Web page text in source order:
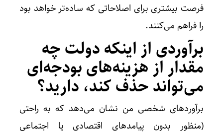
فرصت بیشتری برای اصلاحاتی که ساده‌تر خواهد بود
را فراهم می‌کنند.
برآوردی از اینکه دولت چه
مقدار از هزینه‌های بودجه‌ای
می‌تواند حذف کند، دارید؟
برآوردهای شخصی من نشان می‌دهد که به راحتی
(منظور بدون پیامدهای اقتصادی یا اجتماعی